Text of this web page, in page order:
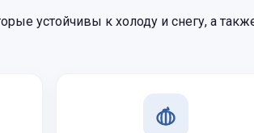
устойчивы к холоду и снегу, а